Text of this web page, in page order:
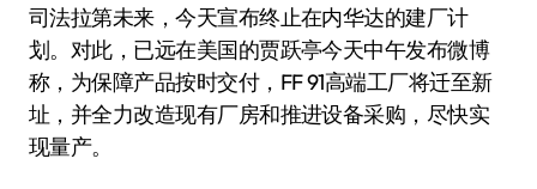
司法拉第未来，今天宣布终止在内华达的建厂计
划。对此，已远在美国的贾跃亭今天中午发布微博
称，为保障产品按时交付，FF 91高端工厂将迁至新
址，并全力改造现有厂房和推进设备采购，尽快实
现量产。